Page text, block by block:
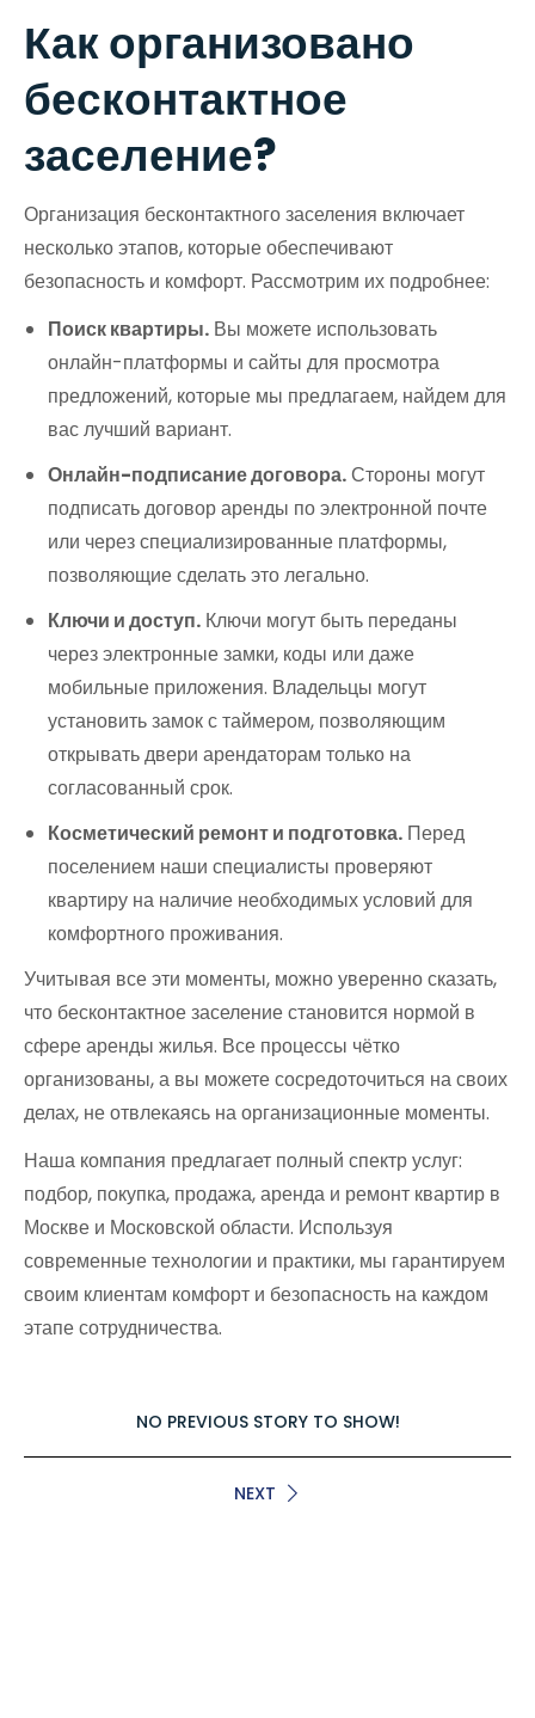
Как организовано
бесконтактное
заселение?
Организация бесконтактного заселения включает
несколько этапов, которые обеспечивают
безопасность и комфорт. Рассмотрим их подробнее:
Поиск квартиры. Вы можете использовать
онлайн-платформы и сайты для просмотра
предложений, которые мы предлагаем, найдем для
вас лучший вариант.
Онлайн-подписание договора.Стороны могут
подписать договор аренды по электронной почте
или через специализированные платформы,
позволяющие сделать это легально.
Ключи и доступ. Ключи могут быть переданы
через электронные замки, коды или даже
мобильные приложения. Владельцы могут
установить замок с таймером, позволяющим
открывать двери арендаторам только на
согласованный срок.
Косметический ремонт и подготовка. Перед
поселением наши специалисты проверяют
квартиру на наличие необходимых условий для
комфортного проживания.
Учитывая все эти моменты, можно уверенно сказать,
что бесконтактное заселение становится нормой в
сфере аренды жилья. Все процессы чётко
организованы, а вы можете сосредоточиться на своих
делах, не отвлекаясь на организационные моменты.
Наша компания предлагает полный спектр услуг:
подбор, покупка, продажа, аренда и ремонт квартир в
Москве и Московской области. Используя
современные технологии и практики, мы гарантируем
своим клиентам комфорт и безопасность на каждом
этапе сотрудничества.
NO PREVIOUS STORY TO SHOW!
NEXT